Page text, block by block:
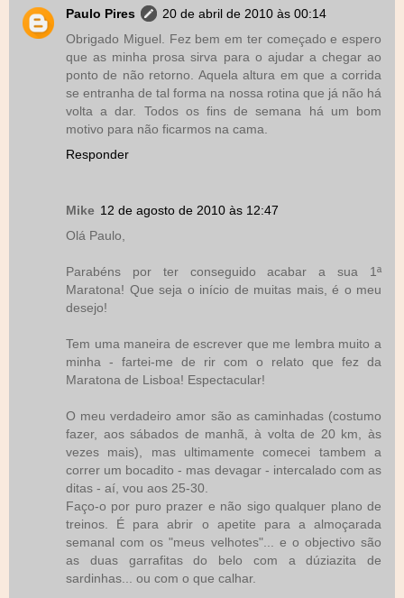
Paulo Pires
20 de abril de 2010 às 00:14
Obrigado Miguel. Fez bem em ter começado e espero
que as minha prosa sirva para o ajudar a chegar ao
ponto de não retorno. Aquela altura em que a corrida
se entranha de tal forma na nossa rotina que já não há
volta a dar. Todos os fins de semana há um bom
motivo para não ficarmos na cama.
Responder
Mike 12 de agosto de 2010 às 12:47
Olá Paulo,
Parabéns por ter conseguido acabar a sua 1ª
Maratona! Que seja o início de muitas mais, é o meu
desejo!
Tem uma maneira de escrever que me lembra muito a
minha - fartei-me de rir com o relato que fez da
Maratona de Lisboa! Espectacular!
O meu verdadeiro amor são as caminhadas (costumo
fazer, aos sábados de manhã, à volta de 20 km, às
vezes mais), mas ultimamente comecei tambem a
correr um bocadito - mas devagar - intercalado com as
ditas - aí, vou aos 25-30.
Faço-o por puro prazer e não sigo qualquer plano de
treinos. É para abrir o apetite para a almoçarada
semanal com os "meus velhotes"... e o objectivo são
as duas garrafitas do belo com a dúziazita de
sardinhas... ou com o que calhar.